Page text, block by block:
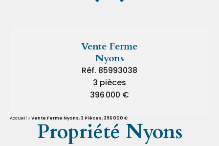
Vente Ferme
Nyons
Réf. 85993038
3 pièces
396 000 €
Accueil Vente Ferme Nyons, 3 Pièces, 396 000 €
Propriété Nyons